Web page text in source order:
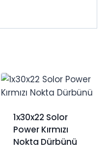
1x30x22 Solor
Power Kırmızı
Nokta Dürbünü